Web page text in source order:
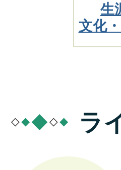
生
文化
ラ